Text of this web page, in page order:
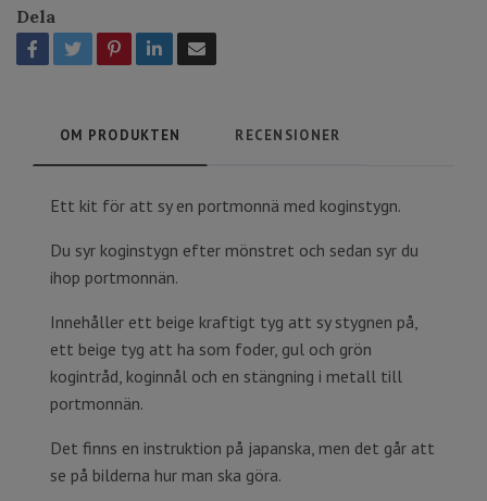
Dela
OM PRODUKTEN RECENSIONER
Ett kit för att sy en portmonnä med koginstygn.
Du syr koginstygn efter mönstret och sedan syr du
ihop portmonnän.
Innehåller ett beige kraftigt tyg att sy stygnen på,
ett beige tyg att ha som foder, gul och grön
kogintråd, koginnål och en stängning i metall till
portmonnän.
Det finns en instruktion på japanska, men det går att
se på bilderna hur man ska göra.